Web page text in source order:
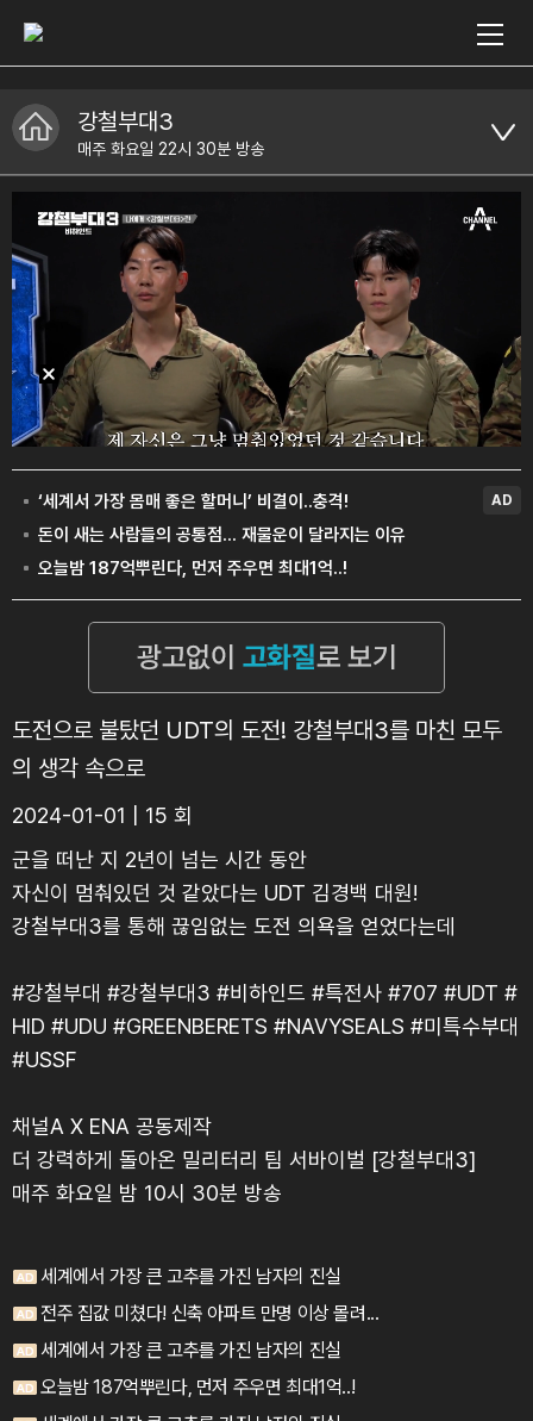
강철부대3
매주 화요일 22시 30분 방송
도전으로 불탔던 UDT의 도전! 강철부대3를 마친 모두
의 생각 속으로
2024-01-01 | 15 회
군을 떠난 지 2년이 넘는 시간 동안
자신이 멈춰있던 것 같았다는 UDT 김경백 대원!
강철부대3를 통해 끊임없는 도전 의욕을 얻었다는데
#강철부대 #강철부대3 #비하인드 #특전사 #707 #UDT #
HID #UDU #GREENBERETS #NAVYSEALS #미특수부대
#USSF
채널A X ENA 공동제작
더 강력하게 돌아온 밀리터리 팀 서바이벌 [강철부대3]
매주 화요일 밤 10시 30분 방송